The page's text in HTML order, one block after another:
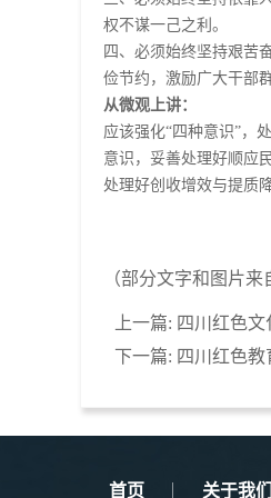
权不谋一己之利。
四、必须始终坚持艰苦
俭节约，激励广大干部
从微观上讲：
应该强化“四种意识”，
意识，妥善处理好顺应
处理好创收增效与提质
（部分文字和图片
上一篇: 四川红色
下一篇: 四川红色教
首页 关于我们